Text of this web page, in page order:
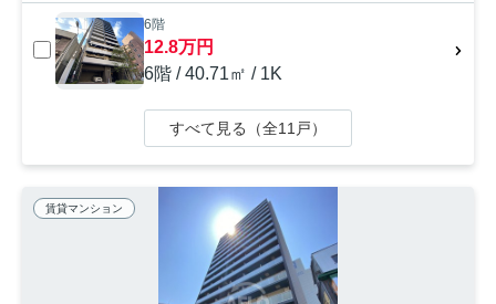
6階
12.8万円
6階 / 40.71㎡ / 1K
すべて見る（全11戸）
賃貸マンション